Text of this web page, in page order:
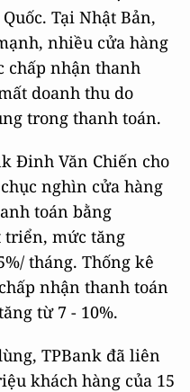
Tại Nhật Bản,
nhiều cửa hàng
chấp nhận thanh
doanh thu do
trong thanh toán.
Đinh Văn Chiến cho
nghìn cửa hàng
toán bằng
triển, mức tăng
tháng. Thống kê
nhận thanh toán
từ 7 - 10%.
TPBank đã liên
khách hàng của 15